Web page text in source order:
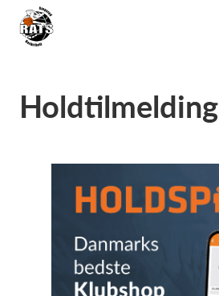
Holdtilmelding